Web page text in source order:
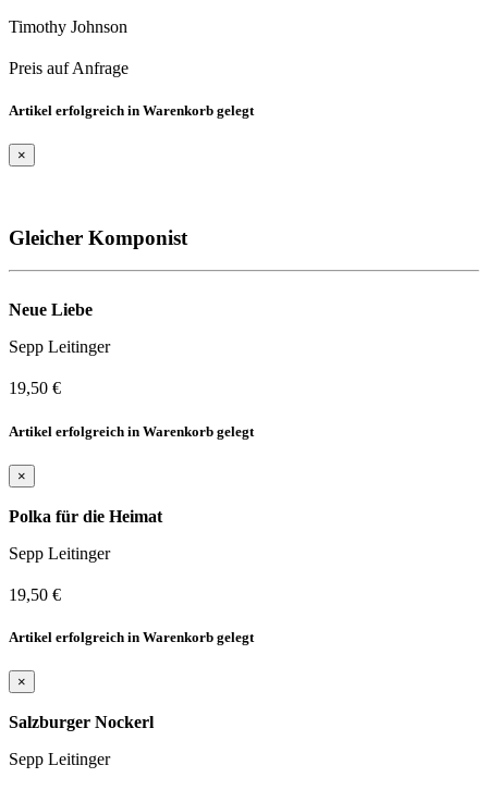
Timothy Johnson
Preis auf Anfrage
Artikel erfolgreich in Warenkorb gelegt
×
Gleicher Komponist
Neue Liebe
Sepp Leitinger
19,50 €
Artikel erfolgreich in Warenkorb gelegt
×
Polka für die Heimat
Sepp Leitinger
19,50 €
Artikel erfolgreich in Warenkorb gelegt
×
Salzburger Nockerl
Sepp Leitinger